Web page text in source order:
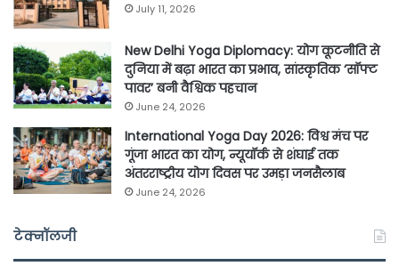
July 11, 2026
New Delhi Yoga Diplomacy: योग कूटनीति से
दुनिया में बढ़ा भारत का प्रभाव, सांस्कृतिक ‘सॉफ्ट
पावर’ बनी वैश्विक पहचान
June 24, 2026
International Yoga Day 2026: विश्व मंच पर
गूंजा भारत का योग, न्यूयॉर्क से शंघाई तक
अंतरराष्ट्रीय योग दिवस पर उमड़ा जनसैलाब
June 24, 2026
टेक्नॉलजी